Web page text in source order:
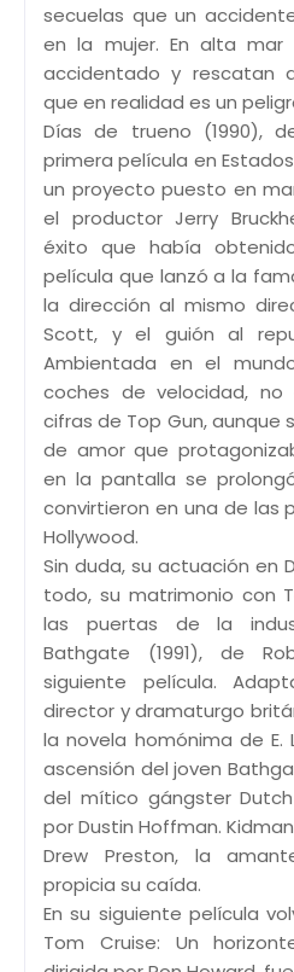
secuelas que un
en la mujer. En alta mar
accidentado y rescatan
que en realidad es un
Días de trueno (1990),
primera película en
un proyecto puesto en
el productor Jerry
éxito que había
película que lanzó a la
la dirección al mismo
Scott, y el guión al
Ambientada en el
coches de velocidad, no
cifras de Top Gun, aunque
de amor que
en la pantalla se
convirtieron en una de las
Hollywood.
Sin duda, su actuación en
todo, su matrimonio con
las puertas de la
Bathgate (1991), de
siguiente película.
director y dramaturgo
la novela homónima de E.
ascensión del joven
del mítico gángster
por Dustin Hoffman.
Drew Preston, la
propicia su caída.
En su siguiente película
Tom Cruise: Un